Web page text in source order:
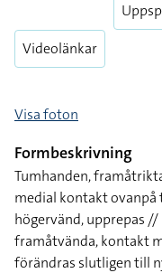
Videolänkar
Visa foton
Formbeskrivning
Tumhanden,
medial kontakt
högervänd, upprepas
framåtvända, kontakt
förändras slutligen till